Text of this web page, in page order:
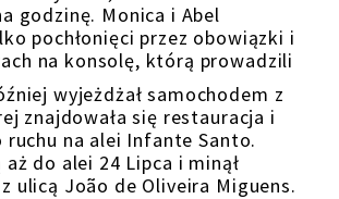
godzinę. Monica i Abel
pochłonięci przez obowiązki i
na konsolę, którą prowadzili
wyjeżdżał samochodem z
znajdowała się restauracja i
ruchu na alei Infante Santo.
aż do alei 24 Lipca i minął
ulicą João de Oliveira Miguens.